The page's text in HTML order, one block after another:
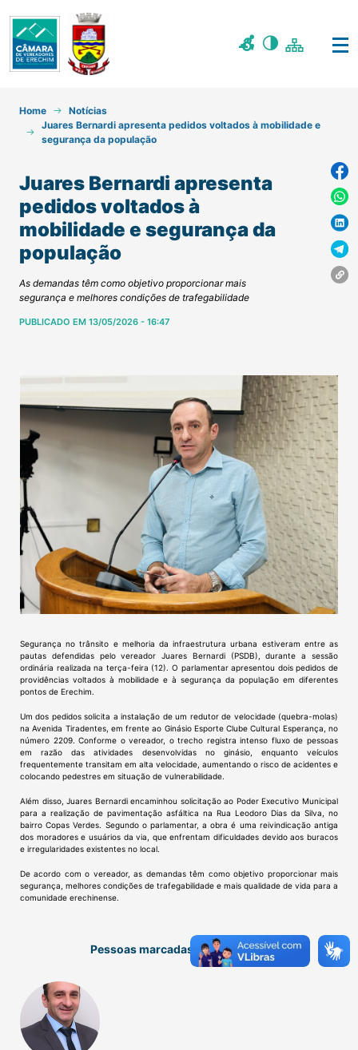
Home
Notícias
Juares Bernardi apresenta pedidos voltados à mobilidade e
segurança da população
Juares Bernardi apresenta
pedidos voltados à
mobilidade e segurança da
população
As demandas têm como objetivo proporcionar mais
segurança e melhores condições de trafegabilidade
PUBLICADO EM 13/05/2026 - 16:47
Segurança no trânsito e melhoria da infraestrutura urbana estiveram entre as
pautas defendidas pelo vereador Juares Bernardi (PSDB), durante a sessão
ordinária realizada na terça-feira (12). O parlamentar apresentou dois pedidos de
providências voltados à mobilidade e à segurança da população em diferentes
pontos de Erechim.
Um dos pedidos solicita a instalação de um redutor de velocidade (quebra-molas)
na Avenida Tiradentes, em frente ao Ginásio Esporte Clube Cultural Esperança, no
número 2209. Conforme o vereador, o trecho registra intenso fluxo de pessoas
em razão das atividades desenvolvidas no ginásio, enquanto veículos
frequentemente transitam em alta velocidade, aumentando o risco de acidentes e
colocando pedestres em situação de vulnerabilidade.
Além disso, Juares Bernardi encaminhou solicitação ao Poder Executivo Municipal
para a realização de pavimentação asfáltica na Rua Leodoro Dias da Silva, no
bairro Copas Verdes. Segundo o parlamentar, a obra é uma reivindicação antiga
dos moradores e usuários da via, que enfrentam dificuldades devido aos buracos
e irregularidades existentes no local.
De acordo com o vereador, as demandas têm como objetivo proporcionar mais
segurança, melhores condições de trafegabilidade e mais qualidade de vida para a
comunidade erechinense.
Pessoas marcadas nessa notícia